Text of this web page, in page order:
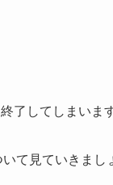
了してしまいま
て見ていきまし